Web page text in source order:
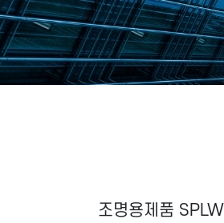
조명용제품